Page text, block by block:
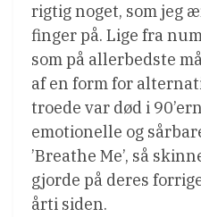
rigtig noget, som jeg
finger på. Lige fra
som på allerbedste
af en form for
troede var død i
emotionelle og
’Breathe Me’, så
gjorde på deres
årti siden.